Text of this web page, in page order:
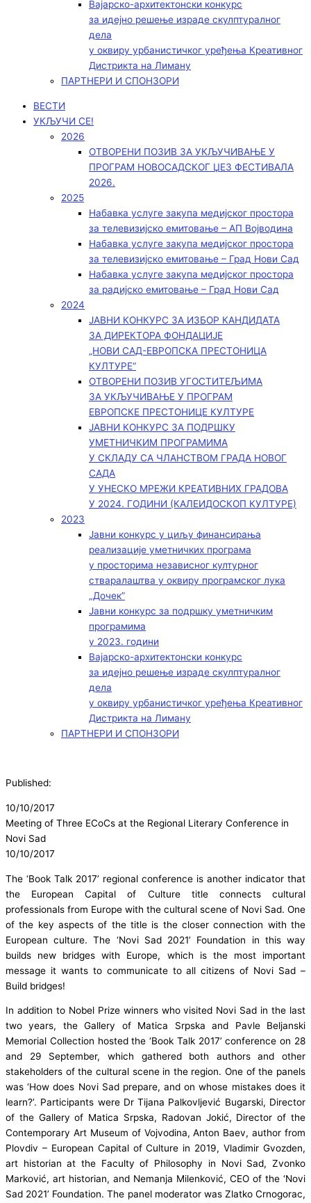
Вајарско-архитектонски конкурс
за идејно решење израде скулптуралног
дела
у оквиру урбанистичког уређења Креативног
Дистрикта на Лиману
ПАРТНЕРИ И СПОНЗОРИ
ВЕСТИ
УКЉУЧИ СЕ!
2026
ОТВОРЕНИ ПОЗИВ ЗА УКЉУЧИВАЊЕ У
ПРОГРАМ НОВОСАДСКОГ ЏЕЗ ФЕСТИВАЛА
2026.
2025
Набавка услуге закупа медијског простора
за телевизијско емитовање – АП Војводинa
Набавка услуге закупа медијског простора
за телевизијско емитовање – Град Нови Сад
Набавка услуге закупа медијског простора
за радијско емитовање – Град Нови Сад
2024
ЈАВНИ КОНКУРС ЗА ИЗБОР КАНДИДАТА
ЗА ДИРЕКТОРА ФОНДАЦИЈЕ
„НОВИ САД-ЕВРОПСКА ПРЕСТОНИЦА
КУЛТУРЕ“
ОТВОРЕНИ ПОЗИВ УГОСТИТЕЉИМА
ЗА УКЉУЧИВАЊЕ У ПРОГРАМ
ЕВРОПСКЕ ПРЕСТОНИЦЕ КУЛТУРЕ
ЈАВНИ КОНКУРС ЗА ПОДРШКУ
УМЕТНИЧКИМ ПРОГРАМИМА
У СКЛАДУ СА ЧЛАНСТВОМ ГРАДА НОВОГ
САДА
У УНЕСКО МРЕЖИ КРЕАТИВНИХ ГРАДОВА
У 2024. ГОДИНИ (КАЛЕИДОСКОП КУЛТУРЕ)
2023
Јавни конкурс у циљу финансирања
реализације уметничких програма
у просторима независног културног
стваралаштва у оквиру програмског лука
„Дочек”
Јавни конкурс за подршку уметничким
програмима
у 2023. години
Вајарско-архитектонски конкурс
за идејно решење израде скулптуралног
дела
у оквиру урбанистичког уређења Креативног
Дистрикта на Лиману
ПАРТНЕРИ И СПОНЗОРИ
Published:
10/10/2017
Meeting of Three ECoCs at the Regional Literary Conference in
Novi Sad
10/10/2017
The ‘Book Talk 2017’ regional conference is another indicator that
the European Capital of Culture title connects cultural
professionals from Europe with the cultural scene of Novi Sad. One
of the key aspects of the title is the closer connection with the
European culture. The ‘Novi Sad 2021’ Foundation in this way
builds new bridges with Europe, which is the most important
message it wants to communicate to all citizens of Novi Sad –
Build bridges!
In addition to Nobel Prize winners who visited Novi Sad in the last
two years, the Gallery of Matica Srpska and Pavle Beljanski
Memorial Collection hosted the ‘Book Talk 2017’ conference on 28
and 29 September, which gathered both authors and other
stakeholders of the cultural scene in the region. One of the panels
was ‘How does Novi Sad prepare, and on whose mistakes does it
learn?’. Participants were Dr Tijana Palkovljević Bugarski, Director
of the Gallery of Matica Srpska, Radovan Jokić, Director of the
Contemporary Art Museum of Vojvodina, Anton Baev, author from
Plovdiv – European Capital of Culture in 2019, Vladimir Gvozden,
art historian at the Faculty of Philosophy in Novi Sad, Zvonko
Marković, art historian, and Nemanja Milenković, CEO of the ‘Novi
Sad 2021’ Foundation. The panel moderator was Zlatko Crnogorac,